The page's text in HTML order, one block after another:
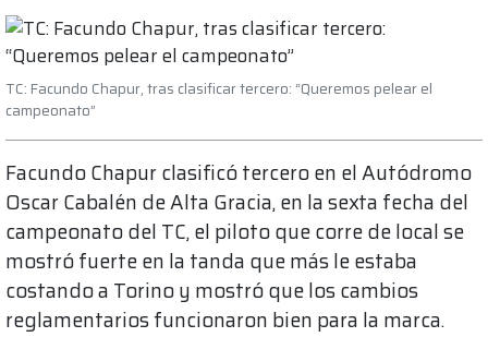
TC: Facundo Chapur, tras clasificar tercero: “Queremos pelear el
campeonato”
Facundo Chapur clasificó tercero en el Autódromo
Oscar Cabalén de Alta Gracia, en la sexta fecha del
campeonato del TC, el piloto que corre de local se
mostró fuerte en la tanda que más le estaba
costando a Torino y mostró que los cambios
reglamentarios funcionaron bien para la marca.